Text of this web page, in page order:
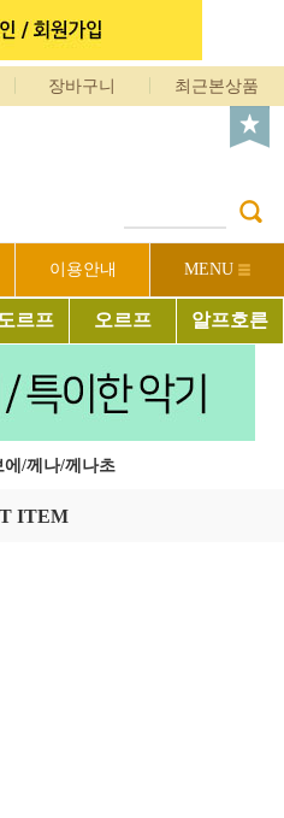
장바구니 최근본상품
이용안내 MENU
르프 오르프 알프호른
/께나/께나초
ITEM